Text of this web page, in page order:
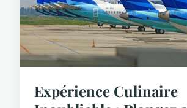
Expérience Culinaire